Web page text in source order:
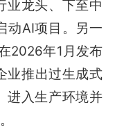
业龙头、下至中
动AI项目。另一
2026年1月发布
业推出过生成式
进入生产环境并